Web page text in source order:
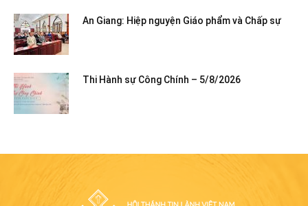
An Giang: Hiệp nguyện Giáo phẩm và Chấp sự
Thi Hành sự Công Chính – 5/8/2026